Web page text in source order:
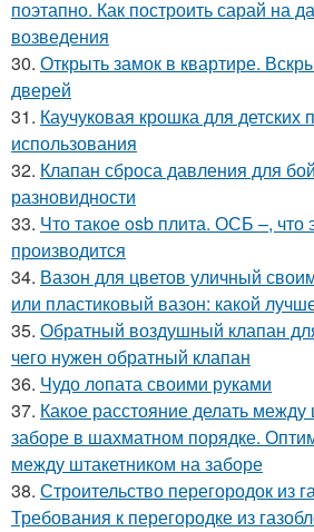
поэтапно. Как построить сарай на
возведения
30. Открыть замок в квартире.
дверей
31. Каучуковая крошка для детских
использования
32. Клапан сброса давления для
разновидности
33. Что такое osb плита. ОСБ –, что
производится
34. Вазон для цветов уличный
или пластиковый вазон: какой
35. Обратный воздушный клапан
чего нужен обратный клапан
36. Чудо лопата своими руками
37. Какое расстояние делать
заборе в шахматном порядке.
между штакетником на заборе
38. Строительство перегородок из
Требования к перегородке из